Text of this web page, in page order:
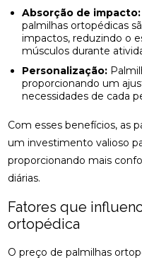
Absorção de impacto:
palmilhas ortopédicas
impactos, reduzindo o
músculos durante
Personalização:
proporcionando um
necessidades de cada
Com esses benefícios, as
um investimento valioso
proporcionando mais
diárias.
Fatores que
ortopédica
O preço de palmilhas
BEM-ESTAR
BENEFÍCIOS DA
BENEFÍCIOS DA
SAÚDE
BENEFÍCIOS DA PALMILHA PARA JOANETE QUE
VOCÊ PRECISA
BENEFÍCIOS DA QUIROPRAXIA CERVICAL PARA SUA